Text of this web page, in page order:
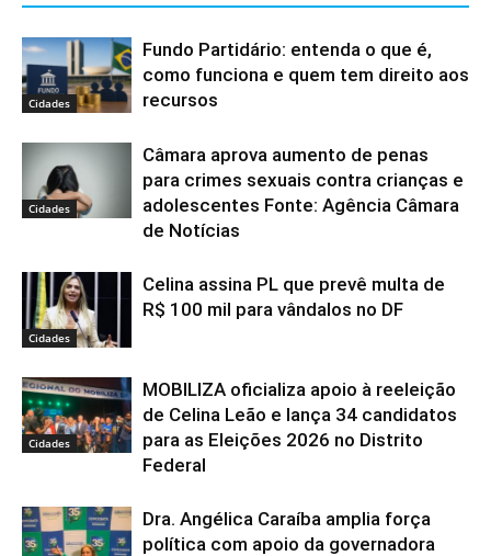
Cidades
Fundo Partidário: entenda o que é,
como funciona e quem tem direito aos
recursos
Cidades
Câmara aprova aumento de penas
para crimes sexuais contra crianças e
adolescentes Fonte: Agência Câmara
de Notícias
Cidades
Celina assina PL que prevê multa de
R$ 100 mil para vândalos no DF
Cidades
MOBILIZA oficializa apoio à reeleição
de Celina Leão e lança 34 candidatos
para as Eleições 2026 no Distrito
Federal
Dra. Angélica Caraíba amplia força
política com apoio da governadora